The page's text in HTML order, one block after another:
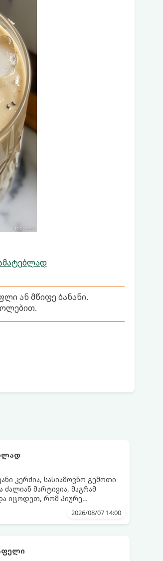
ან მწიფე ბანანი.
კერძია, სასიამოვნო გემოთი
მარტივია, მაგრამ
იცოდეთ, რომ პიურე
2026/08/07 14:00